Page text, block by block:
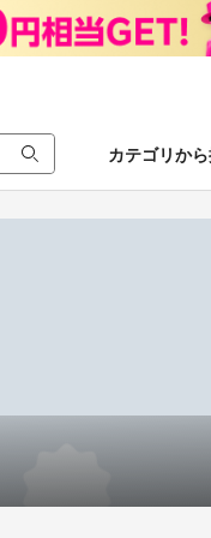
カテゴリか